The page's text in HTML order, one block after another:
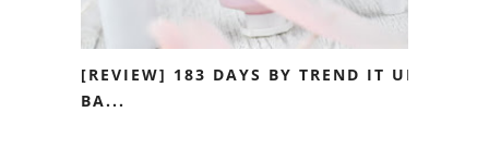
[REVIEW] 183 DAYS BY TREND IT UP
BA...